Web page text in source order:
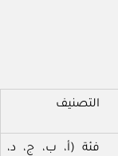
التصنيف
فئة (أ، ب، ج، د،